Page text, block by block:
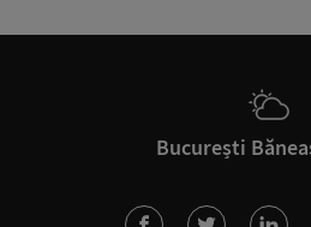
București